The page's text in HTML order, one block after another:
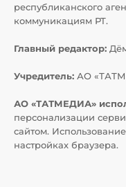
республиканского
коммуникациям РТ.
Главный редактор:
Учредитель: АО
АО «ТАТМЕДИА»
персонализации
сайтом.
настройках браузера.